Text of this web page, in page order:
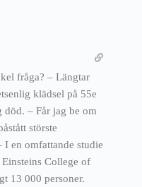
fråga? – Längtar
klädsel på 55e
– Får jag be om
störste
en omfattande studie
College of
13 000 personer.